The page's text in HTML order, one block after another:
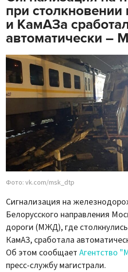
при столкновении
и КамАЗа
автоматически –
Фото: vk.com/msk_dtp
Сигнализация на
Белорусского направления
дороги (МЖД), где
КамАЗ, сработала
Об этом сообщает Агентство
пресс-службу магистрали.